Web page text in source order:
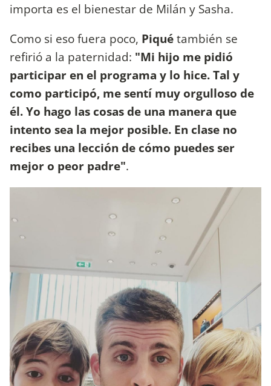
importa es el bienestar de Milán y Sasha.
Como si eso fuera poco, Piquétambién se
refirió a la paternidad: "Mi hijo me pidió
participar en el programa y lo hice. Tal y
como participó, me sentí muy orgulloso de
él. Yo hago las cosas de una manera que
intento sea la mejor posible. En clase no
recibes una lección de cómo puedes ser
mejor o peor padre".